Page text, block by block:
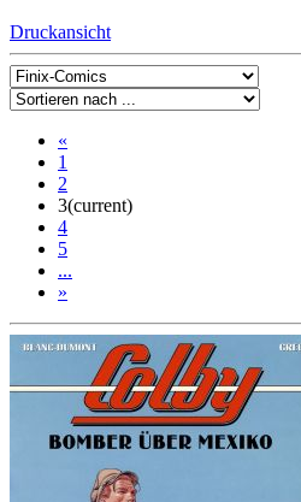
Druckansicht
«
1
2
3(current)
4
5
...
»